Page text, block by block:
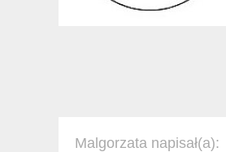
Malgorzata napisał(a):